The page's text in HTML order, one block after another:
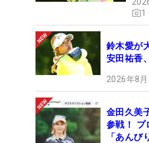
1
鈴木愛が
安田祐香
2026年8
金田久美
参戦！ プ
「あんび